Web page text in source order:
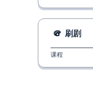
刷剧
课程